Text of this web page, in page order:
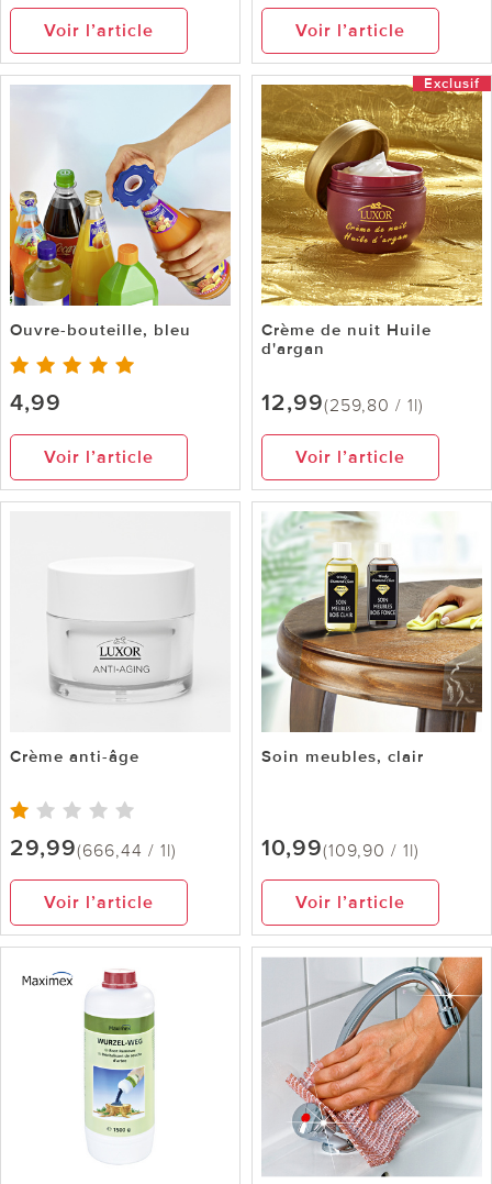
Voir l’article Voir l’article
Ouvre-bouteille, bleu
4,99
Voir l’article
Exclusif
Crème de nuit Huile
d'argan
12,99(259,80 / 1l)
Voir l’article
Crème anti-âge
29,99(666,44 / 1l)
Voir l’article
Soin meubles, clair
10,99(109,90 / 1l)
Voir l’article